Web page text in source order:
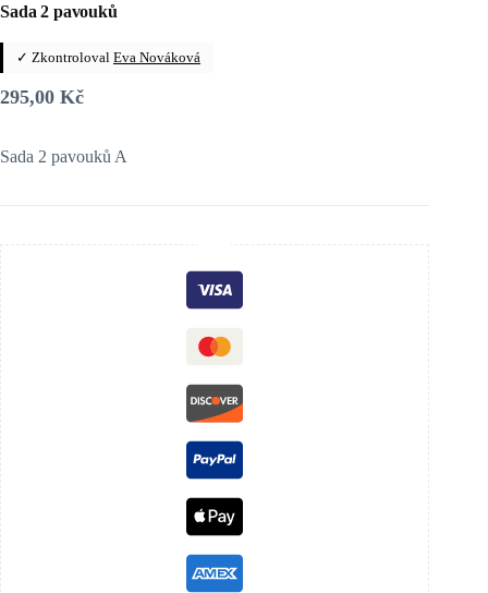
Sada 2 pavouků
✓ Zkontroloval Eva Nováková
295,00 Kč
Sada 2 pavouků A